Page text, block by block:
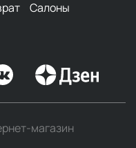
Салоны
магазин